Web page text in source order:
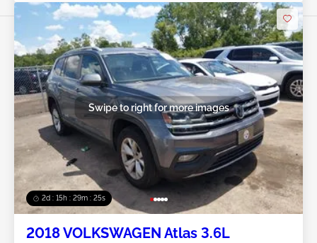
2d : 15h : 29m : 22s
Swipe to right for more images
2018 VOLKSWAGEN Atlas 3.6L